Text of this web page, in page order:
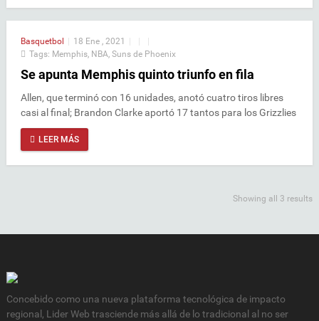
Basquetbol | 18 Ene , 2021 | |
|
Tags: Memphis NBA Suns de Phoenix
Se apunta Memphis quinto triunfo en fila
Allen, que terminó con 16 unidades, anotó cuatro tiros libres
casi al final; Brandon Clarke aportó 17 tantos para los Grizzlies
LEER MÁS
Showing all 3 results
Concebido como una nueva plataforma tecnológica de impacto
regional, Lider Web trasciende más allá de lo tradicional al no ser